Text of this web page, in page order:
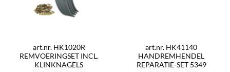
art.nr. HK1020R
REMVOERINGSET INCL.
KLINKNAGELS
art.nr. HK41140
HANDREMHENDEL
REPARATIE-SET 5349